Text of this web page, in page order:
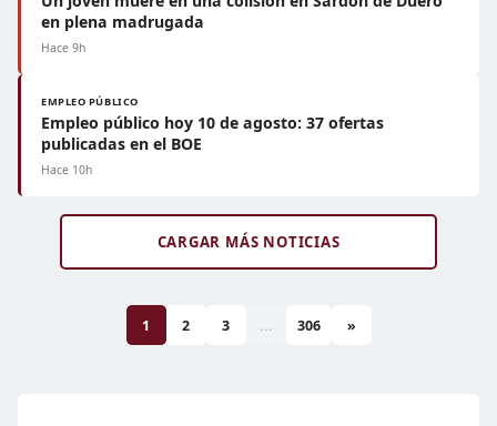
en plena madrugada
Hace 9h
EMPLEO PÚBLICO
Empleo público hoy 10 de agosto: 37 ofertas
publicadas en el BOE
Hace 10h
CARGAR MÁS NOTICIAS
1 2 3 ... 306 »